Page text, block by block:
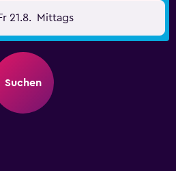
21.8. Mittags
Suchen